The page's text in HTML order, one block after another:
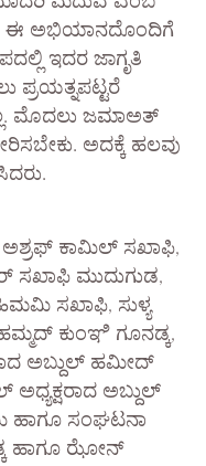
ಈ ಅಭಿಯಾನದೊಂದಿಗೆ
ಇದರ ಜಾಗೃತಿ
ಪ್ರಯತ್ನಪಟ್ಟರೆ
ಮೊದಲು ಜಮಾಅತ್
ಅದಕ್ಕೆ ಹಲವು
ಅಶ್ರಫ್ ಕಾಮಿಲ್ ಸಖಾಫಿ,
ಸಖಾಫಿ ಮುದುಗುಡ,
ಸಖಾಫಿ, ಸುಳ್ಯ
ಕುಂಞಿ ಗೂನಡ್ಕ,
ಅಬ್ದುಲ್ ಹಮೀದ್
ಅಧ್ಯಕ್ಷರಾದ ಅಬ್ದುಲ್
ಸಂಘಟನಾ
ಹಾಗೂ ಝೋನ್